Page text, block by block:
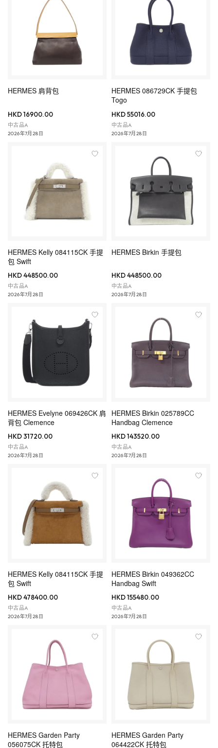
HERMES 肩背包
HKD 16900.00
中古品A
2026年7月28日
HERMES 086729CK 手提包
Togo
HKD 55016.00
中古品A
2026年7月28日
HERMES Kelly 084115CK 手提
包 Swift
HKD 448500.00
中古品A
2026年7月28日
HERMES Birkin 手提包
HKD 448500.00
中古品A
2026年7月28日
HERMES Evelyne 069426CK 肩
背包 Clemence
HKD 31720.00
中古品A
2026年7月28日
HERMES Birkin 025789CC
Handbag Clemence
HKD 143520.00
中古品A
2026年7月28日
HERMES Kelly 084115CK 手提
包 Swift
HKD 478400.00
中古品A
2026年7月28日
HERMES Birkin 049362CC
Handbag Swift
HKD 155480.00
中古品A
2026年7月28日
HERMES Garden Party
056075CK 托特包
HERMES Garden Party
064422CK 托特包